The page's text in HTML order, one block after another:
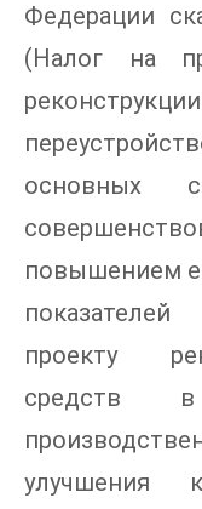
Федерации
(Налог на
основных
повышением
проекту
средств
улучшения